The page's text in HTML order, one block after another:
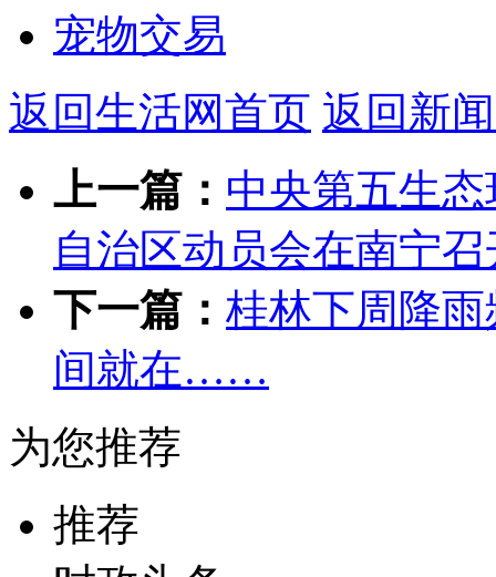
宠物交易
返回生活网首页 返回新
上一篇： 中央第五生
自治区动员会在南宁召
下一篇： 桂林下周降
间就在……
为您推荐
推荐